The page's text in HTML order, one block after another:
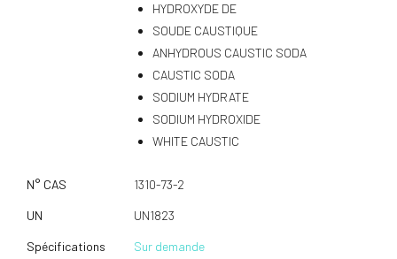
HYDROXYDE DE
SOUDE CAUSTIQUE
ANHYDROUS CAUSTIC SODA
CAUSTIC SODA
SODIUM HYDRATE
SODIUM HYDROXIDE
WHITE CAUSTIC
N° CAS 1310-73-2
UN UN1823
Spécifications Sur demande